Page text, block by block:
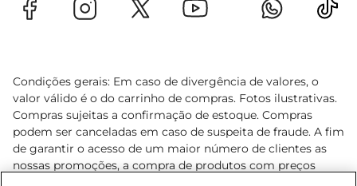
Condições gerais: Em caso de divergência de valores, o
valor válido é o do carrinho de compras. Fotos ilustrativas.
Compras sujeitas a confirmação de estoque. Compras
podem ser canceladas em caso de suspeita de fraude. A fim
de garantir o acesso de um maior número de clientes as
nossas promoções, a compra de produtos com preços